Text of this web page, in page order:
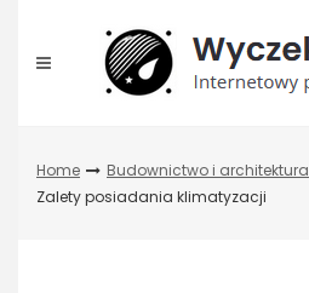
content
Home
Budownictwo i architektura
Zalety posiadania klimatyzacji